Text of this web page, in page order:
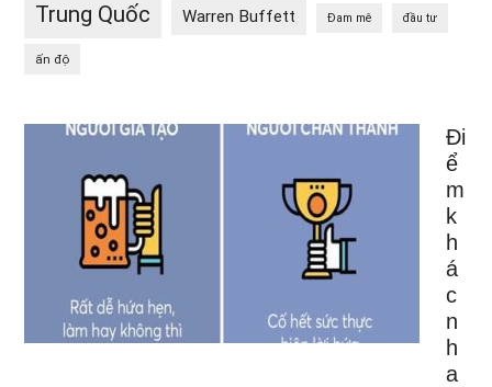
Trung Quốc Warren Buffett Đam mê đầu tư
ấn độ
Đi
ể
m
k
h
á
c
n
h
a